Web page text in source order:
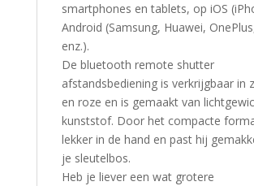
smartphones en tablets, op iOS
Android (Samsung, Huawei,
enz.).
De bluetooth remote shutter
afstandsbediening is verkrijgbaar in
en roze en is gemaakt van
kunststof. Door het compacte
lekker in de hand en past hij
je sleutelbos.
Heb je liever een wat grotere